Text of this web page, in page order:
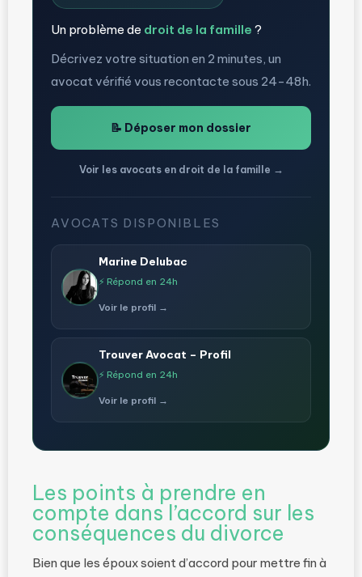
Un problème de droit de la famille ?
Décrivez votre situation en 2 minutes, un
avocat vérifié vous recontacte sous 24-48h.
📝 Déposer mon dossier
Voir les avocats en droit de la famille →
AVOCATS DISPONIBLES
Marine Delubac
⚡ Répond en 24h
Voir le profil →
Trouver Avocat – Profil
⚡ Répond en 24h
Voir le profil →
Les points à prendre en
compte dans l’accord sur les
conséquences du divorce
Bien que les époux soient d’accord pour mettre fin à